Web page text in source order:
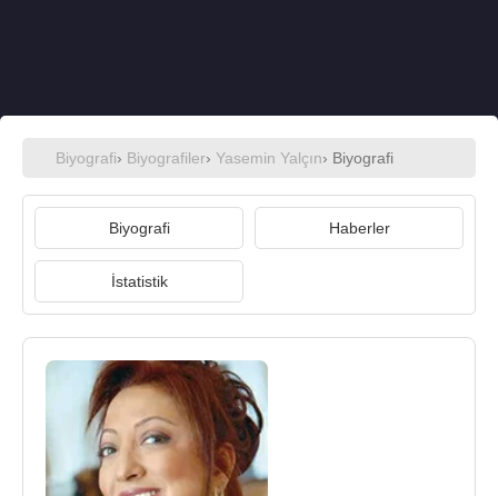
Biyografi› Biyografiler› Yasemin Yalçın› Biyografi
Biyografi Haberler
İstatistik